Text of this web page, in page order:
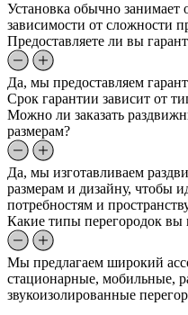
Установка обычно занимает
зависимости от сложности
Предоставляете ли вы
Да, мы предоставляем
Срок гарантии зависит от
Можно ли заказать
размерам?
Да, мы изготавливаем
размерам и дизайну, чтобы
потребностям и
Какие типы перегородок вы
Мы предлагаем широкий
стационарные, мобильные,
звукоизолированные